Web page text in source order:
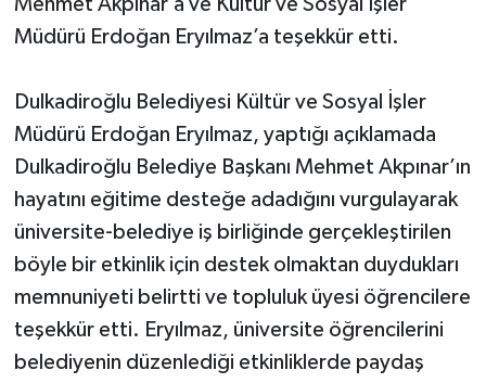
Mehmet Akpınar’a ve Kültür ve Sosyal İşler
Müdürü Erdoğan Eryılmaz’a teşekkür etti.
Dulkadiroğlu Belediyesi Kültür ve Sosyal İşler
Müdürü Erdoğan Eryılmaz, yaptığı açıklamada
Dulkadiroğlu Belediye Başkanı Mehmet Akpınar’ın
hayatını eğitime desteğe adadığını vurgulayarak
üniversite-belediye iş birliğinde gerçekleştirilen
böyle bir etkinlik için destek olmaktan duydukları
memnuniyeti belirtti ve topluluk üyesi öğrencilere
teşekkür etti. Eryılmaz, üniversite öğrencilerini
belediyenin düzenlediği etkinliklerde paydaş